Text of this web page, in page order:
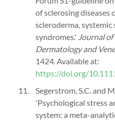
of sclerosing diseases
scleroderma,
syndromes.' Journal
Dermatology and
1424. Available at:
https://doi.org/
Segerstrom, S.C. and
'Psychological stress
system: a meta-